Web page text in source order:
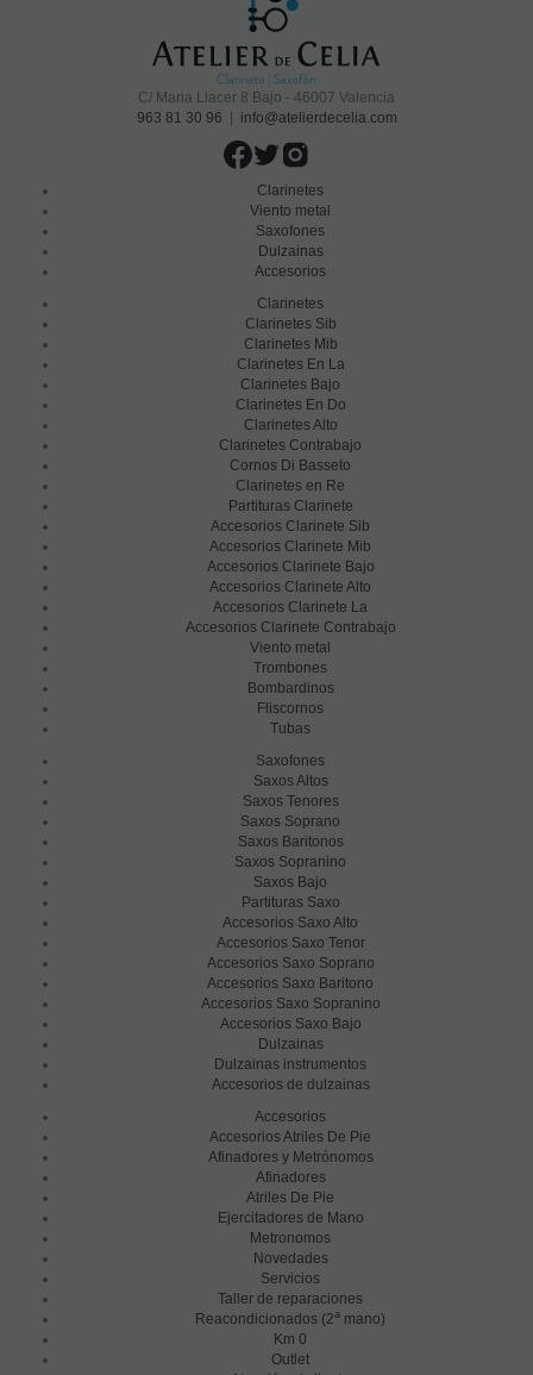
C/ Maria Llacer 8 Bajo - 46007 Valencia
963 81 30 96 | info@atelierdecelia.com
Clarinetes
Viento metal
Saxofones
Dulzainas
Accesorios
Clarinetes
Clarinetes Sib
Clarinetes Mib
Clarinetes En La
Clarinetes Bajo
Clarinetes En Do
Clarinetes Alto
Clarinetes Contrabajo
Cornos Di Basseto
Clarinetes en Re
Partituras Clarinete
Accesorios Clarinete Sib
Accesorios Clarinete Mib
Accesorios Clarinete Bajo
Accesorios Clarinete Alto
Accesorios Clarinete La
Accesorios Clarinete Contrabajo
Viento metal
Trombones
Bombardinos
Fliscornos
Tubas
Saxofones
Saxos Altos
Saxos Tenores
Saxos Soprano
Saxos Baritonos
Saxos Sopranino
Saxos Bajo
Partituras Saxo
Accesorios Saxo Alto
Accesorios Saxo Tenor
Accesorios Saxo Soprano
Accesorios Saxo Baritono
Accesorios Saxo Sopranino
Accesorios Saxo Bajo
Dulzainas
Dulzainas instrumentos
Accesorios de dulzainas
Accesorios
Accesorios Atriles De Pie
Afinadores y Metrónomos
Afinadores
Atriles De Pie
Ejercitadores de Mano
Metronomos
Novedades
Servicios
Taller de reparaciones
Reacondicionados (2a mano)
Km 0
Outlet